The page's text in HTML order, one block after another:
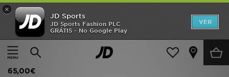
×
JD Sports
JD Sports Fashion PLC
GRÁTIS - No Google Play
VER
Página principal
Homem Roupa de Homem Camisas
Nike Short Sleeve Shirt
65,00€
INÍCIO
Promoções